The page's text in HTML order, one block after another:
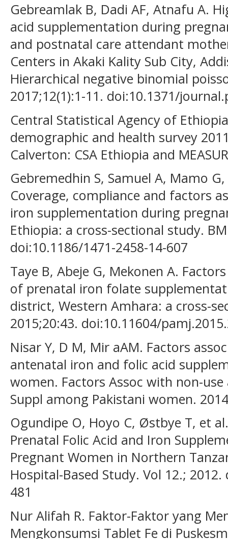
Gebreamlak B, Dadi AF, Atnafu A.
acid supplementation during
and postnatal care attendant
Centers in Akaki Kality Sub City,
Hierarchical negative binomial
2017;12(1):1-11. doi:10.1371/
Central Statistical Agency of
demographic and health survey
Calverton: CSA Ethiopia and
Gebremedhin S, Samuel A, Mamo
Coverage, compliance and factors
iron supplementation during
Ethiopia: a cross-sectional study.
doi:10.1186/1471-2458-14-607
Taye B, Abeje G, Mekonen A.
of prenatal iron folate
district, Western Amhara: a cross-
2015;20:43. doi:10.11604/
Nisar Y, D M, Mir aAM. Factors
antenatal iron and folic acid
women. Factors Assoc with non-
Suppl among Pakistani women.
Ogundipe O, Hoyo C, Østbye T, et
Prenatal Folic Acid and Iron
Pregnant Women in Northern
Hospital-Based Study. Vol 12.;
481
Nur Alifah R. Faktor-Faktor yang
Mengkonsumsi Tablet Fe di